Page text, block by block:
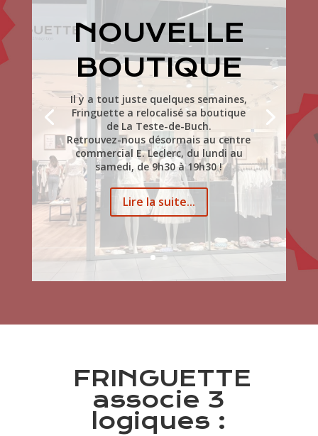
NOUVELLE
BOUTIQUE
Il y a tout juste quelques semaines,
Fringuette a relocalisé sa boutique
de La Teste-de-Buch.
Retrouvez-nous désormais au centre
commercial E. Leclerc, du lundi au
samedi, de 9h30 à 19h30 !
Lire la suite...
FRINGUETTE
associe 3
logiques :